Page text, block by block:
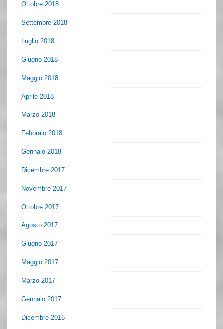
Ottobre 2018
Settembre 2018
Luglio 2018
Giugno 2018
Maggio 2018
Aprile 2018
Marzo 2018
Febbraio 2018
Gennaio 2018
Dicembre 2017
Novembre 2017
Ottobre 2017
Agosto 2017
Giugno 2017
Maggio 2017
Marzo 2017
Gennaio 2017
Dicembre 2016